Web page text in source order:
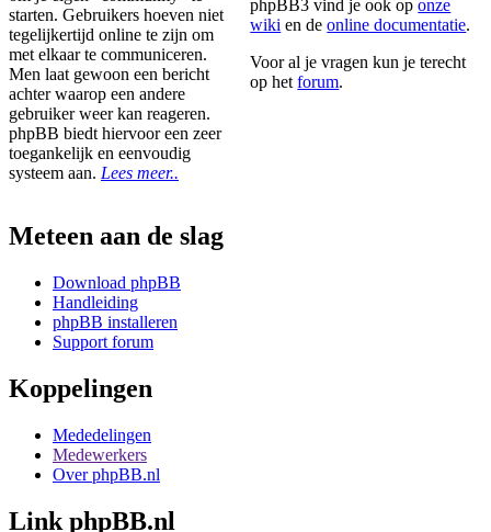
starten. Gebruikers hoeven niet
tegelijkertijd online te zijn om
met elkaar te communiceren.
Men laat gewoon een bericht
achter waarop een andere
gebruiker weer kan reageren.
phpBB biedt hiervoor een zeer
toegankelijk en eenvoudig
systeem aan. Lees meer..
phpBB3 vind je ook oponze
wiki en deonline documentatie.
Voor al je vragen kun je terecht
op hetforum.
Meteen aan de slag
Download phpBB
Handleiding
phpBB installeren
Support forum
Koppelingen
Mededelingen
Medewerkers
Over phpBB.nl
Link phpBB.nl